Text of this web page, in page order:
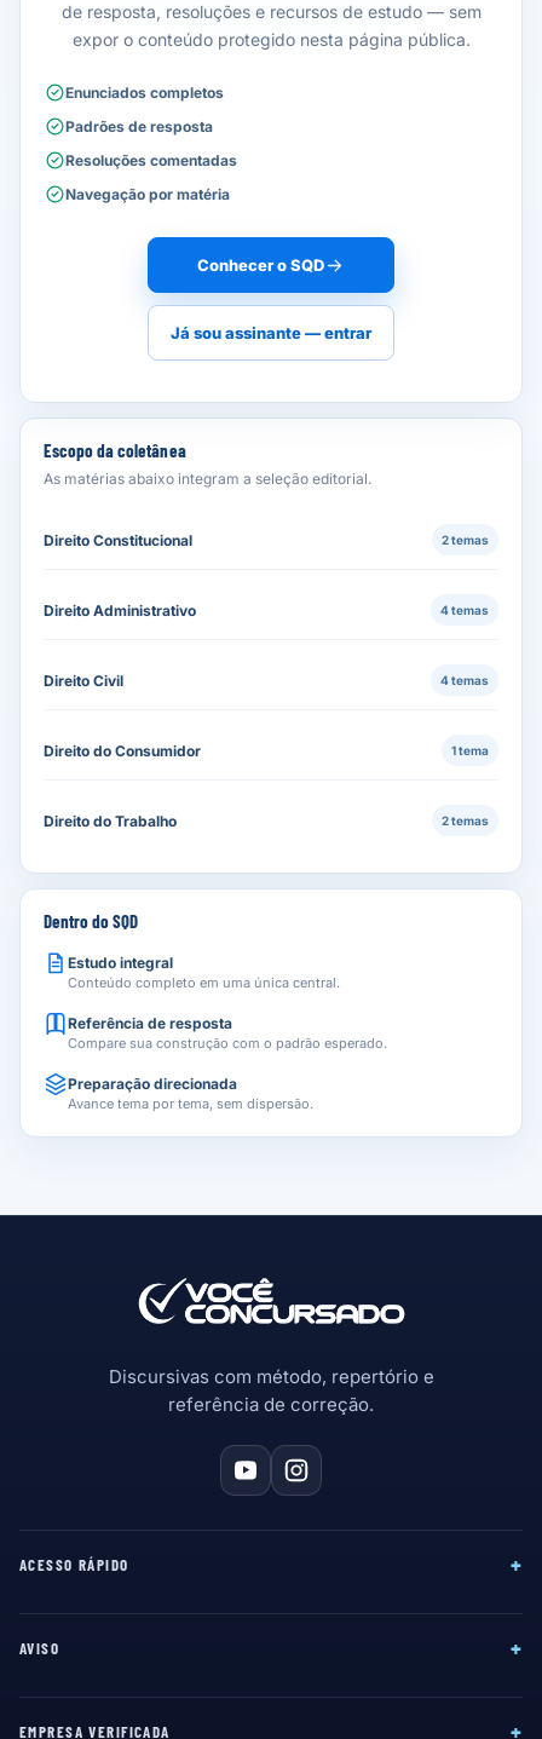
Escopo da coletânea
As matérias abaixo integram a seleção editorial.
Direito Constitucional 2 temas
Direito Administrativo 4 temas
Direito Civil 4 temas
Direito do Consumidor 1 tema
Direito do Trabalho 2 temas
de resposta, resoluções e recursos de estudo — sem
expor o conteúdo protegido nesta página pública.
Enunciados completos
Padrões de resposta
Resoluções comentadas
Navegação por matéria
Conhecer o SQD
Já sou assinante — entrar
Dentro do SQD
Estudo integral
Conteúdo completo em uma única central.
Referência de resposta
Compare sua construção com o padrão esperado.
Preparação direcionada
Avance tema por tema, sem dispersão.
Discursivas com método, repertório e
referência de correção.
ACESSO RÁPIDO +
AVISO +
EMPRESA VERIFICADA +